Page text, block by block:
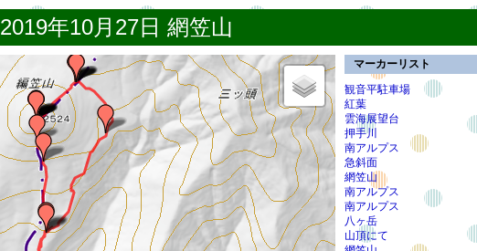
2019年10月27日 網笠山
マーカーリスト
観音平駐車場
紅葉
雲海展望台
押手川
南アルプス
急斜面
網笠山
南アルプス
南アルプス
八ヶ岳
山頂にて